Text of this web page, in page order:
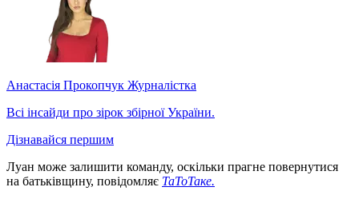
Анастасія Прокопчук Журналістка
Всі інсайди про зірок збірної України.
Дізнавайся першим
Луан може залишити команду, оскільки прагне повернутися
на батьківщину, повідомляє ТаТоТаке.